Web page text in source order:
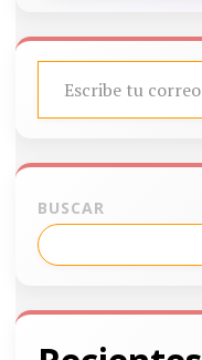
ESCRIBE TU CORREO ELECTRÓNICO…
BUSCAR